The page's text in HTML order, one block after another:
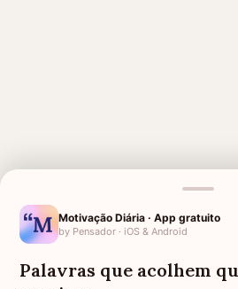
MENSAGENS
FRASES DE GRATIDÃO LINDAS
AGRADECIMENTO
Motivação Diária · App gratuito
by Pensador · iOS & Android
Palavras que acolhem